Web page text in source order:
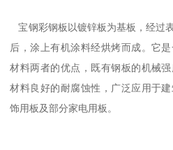
宝钢彩钢板以镀锌板为基板，经过
后，涂上有机涂料经烘烤而成。它
材料两者的优点，既有钢板的机械
材料良好的耐腐蚀性，广泛应用于
饰用板及部分家电用板。